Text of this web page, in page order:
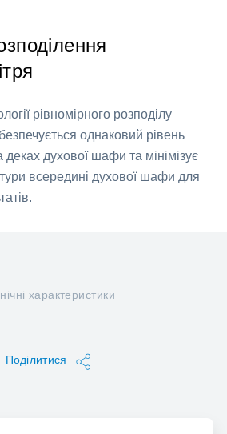
рівномірного розподілу
однаковий рівень
деках духової шафи та мінімізує
всередині духової шафи для
характеристики
Поділитися